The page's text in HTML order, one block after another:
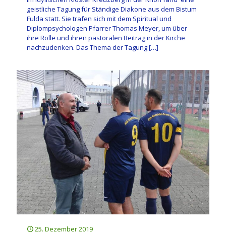
geistliche Tagung für Ständige Diakone aus dem Bistum
Fulda statt. Sie trafen sich mit dem Spiritual und
Diplompsychologen Pfarrer Thomas Meyer, um über
ihre Rolle und ihren pastoralen Beitrag in der Kirche
nachzudenken. Das Thema der Tagung[…]
25. Dezember 2019